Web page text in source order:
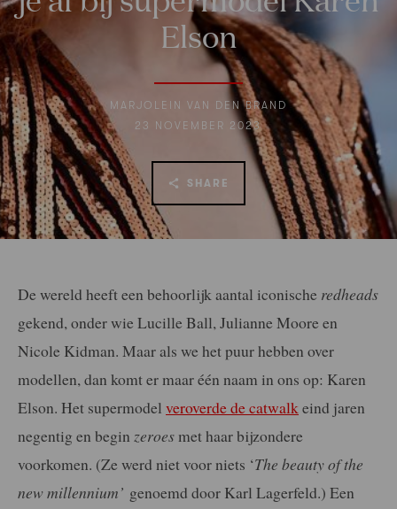
Elson
MARJOLEIN VAN DEN BRAND
23 NOVEMBER 2023
SHARE
De wereld heeft een behoorlijk aantal iconische redheads
gekend, onder wie Lucille Ball, Julianne Moore en
Nicole Kidman. Maar als we het puur hebben over
modellen, dan komt er maar één naam in ons op: Karen
Elson. Het supermodel veroverde de catwalkeind jaren
negentig en begin zeroesmet haar bijzondere
voorkomen. (Ze werd niet voor niets ‘The beauty of the
new millennium’ genoemd door Karl Lagerfeld.) Een